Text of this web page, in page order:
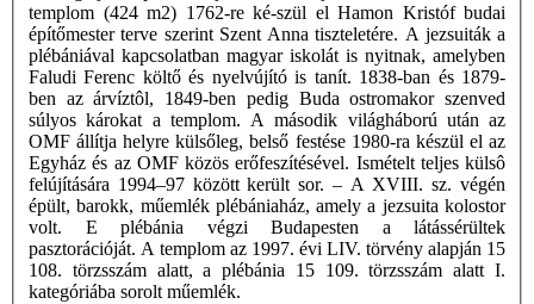
templom (424 m2) 1762-re ké-szül el Hamon Kristóf budai
építőmester terve szerint Szent Anna tiszteletére. A jezsuiták a
plébániával kapcsolatban magyar iskolát is nyitnak, amelyben
Faludi Ferenc költő és nyelvújító is tanít. 1838-ban és 1879-
ben az árvíztôl, 1849-ben pedig Buda ostromakor szenved
súlyos károkat a templom. A második világháború után az
OMF állítja helyre külsőleg, belső festése 1980-ra készül el az
Egyház és az OMF közös erőfeszítésével. Ismételt teljes külsô
felújítására 1994–97 között került sor. – A XVIII. sz. végén
épült, barokk, műemlék plébániaház, amely a jezsuita kolostor
volt. E plébánia végzi Budapesten a látássérültek
pasztorációját. A templom az 1997. évi LIV. törvény alapján 15
108. törzsszám alatt, a plébánia 15 109. törzsszám alatt I.
kategóriába sorolt műemlék.